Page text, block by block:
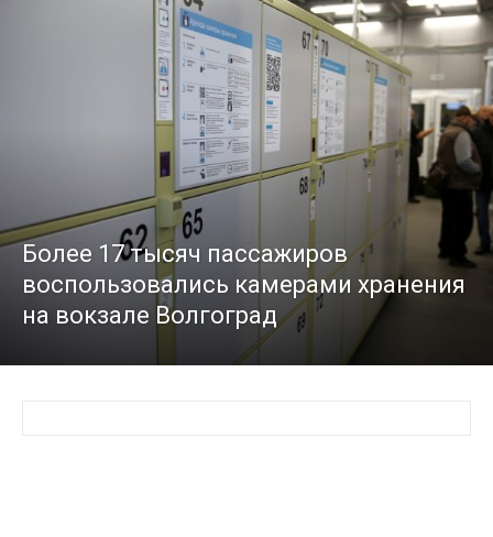
Более 17 тысяч пассажиров
воспользовались камерами хранения
на вокзале Волгоград